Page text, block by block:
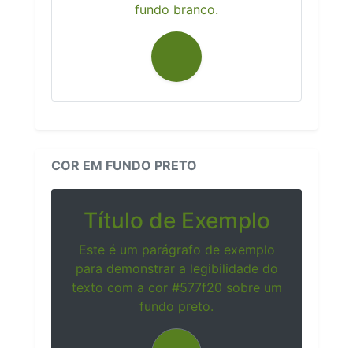
fundo branco.
COR EM FUNDO PRETO
Título de Exemplo
Este é um parágrafo de exemplo
para demonstrar a legibilidade do
texto com a cor #577f20 sobre um
fundo preto.